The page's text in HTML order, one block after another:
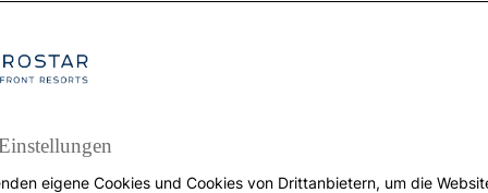
eigene Cookies und Cookies von Drittanbietern, um die